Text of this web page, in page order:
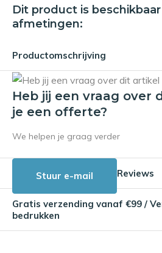
Dit product is
afmetingen:
Productomschrijving
Heb jij een vraag over
je een offerte?
We helpen je graag verder
Stuur e-mail Reviews
Gratis verzending vanaf €99 /
bedrukken